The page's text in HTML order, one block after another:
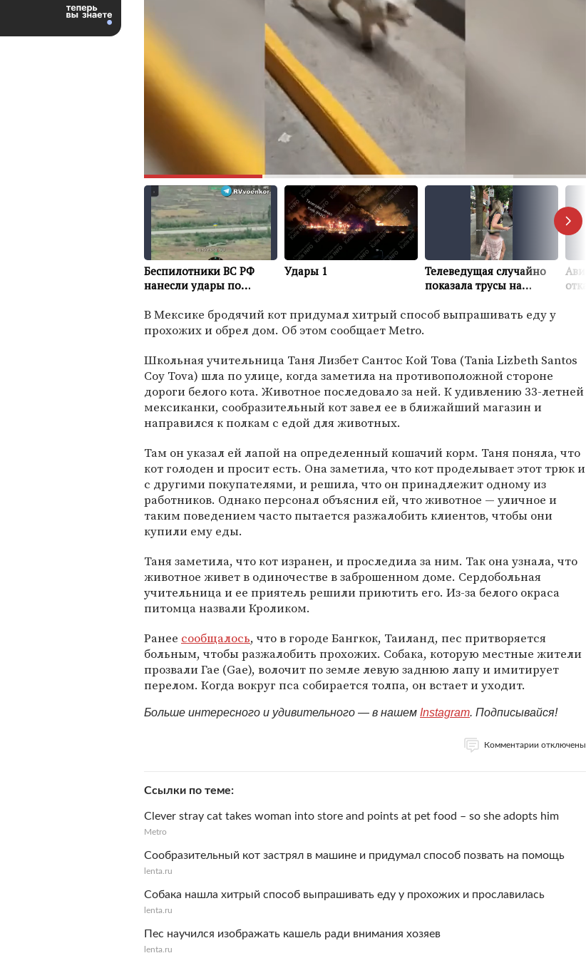
В Мексике бродячий кот придумал хитрый способ выпрашивать еду у
прохожих и обрел дом. Об этом сообщает Metro.
Школьная учительница Таня Лизбет Сантос Кой Това (Tania Lizbeth Santos
Coy Tova) шла по улице, когда заметила на противоположной стороне
дороги белого кота. Животное последовало за ней. К удивлению 33-летней
мексиканки, сообразительный кот завел ее в ближайший магазин и
направился к полкам с едой для животных.
Там он указал ей лапой на определенный кошачий корм. Таня поняла, что
кот голоден и просит есть. Она заметила, что кот проделывает этот трюк и
с другими покупателями, и решила, что он принадлежит одному из
работников. Однако персонал объяснил ей, что животное — уличное и
таким поведением часто пытается разжалобить клиентов, чтобы они
купили ему еды.
Таня заметила, что кот изранен, и проследила за ним. Так она узнала, что
животное живет в одиночестве в заброшенном доме. Сердобольная
учительница и ее приятель решили приютить его. Из-за белого окраса
питомца назвали Кроликом.
Ранее сообщалось, что в городе Бангкок, Таиланд, пес притворяется
больным, чтобы разжалобить прохожих. Собака, которую местные жители
прозвали Гае (Gae), волочит по земле левую заднюю лапу и имитирует
перелом. Когда вокруг пса собирается толпа, он встает и уходит.
Больше интересного и удивительного — в нашем Instagram. Подписывайся!
Комментарии отключены
Ссылки по теме
Clever stray cat takes woman into store and points at pet food – so she adopts him
Metro
Сообразительный кот застрял в машине и придумал способ позвать на помощь
lenta.ru
Собака нашла хитрый способ выпрашивать еду у прохожих и прославилась
lenta.ru
Пес научился изображать кашель ради внимания хозяев
lenta.ru